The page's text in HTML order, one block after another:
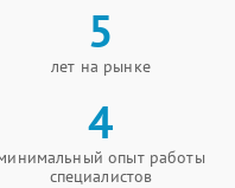
5
лет на рынке
4
опыт работы
специалистов